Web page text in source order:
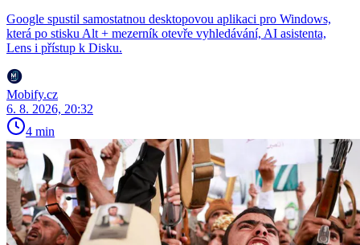
Google spustil samostatnou desktopovou aplikaci pro Windows,
která po stisku Alt + mezerník otevře vyhledávání, AI asistenta,
Lens i přístup k Disku.
Mobify.cz
6. 8. 2026, 20:32
4 min